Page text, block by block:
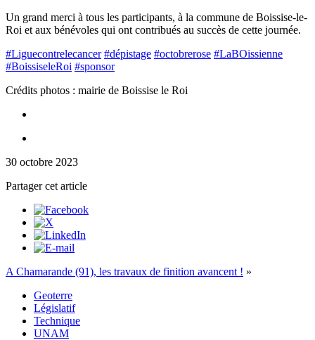
Un grand merci à tous les participants, à la commune de Boissise-le-
Roi et aux bénévoles qui ont contribués au succès de cette journée.
#Liguecontrelecancer #dépistage #octobrerose #LaBOissienne
#BoissiseleRoi #sponsor
Crédits photos : mairie de Boissise le Roi
30 octobre 2023
Partager cet article
A Chamarande (91), les travaux de finition avancent ! »
Geoterre
Législatif
Technique
UNAM